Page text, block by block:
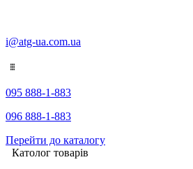
i@atg-ua.com.ua
095 888-1-883
096 888-1-883
Перейти до каталогу
Католог товарів